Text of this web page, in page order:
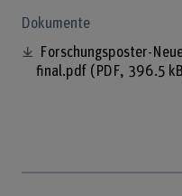
Dokumente
Forschungsposter-
final.pdf (PDF, 396.5